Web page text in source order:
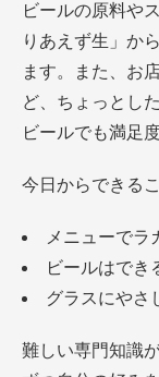
ビールの原料や
りあえず生」か
ます。また、お
ど、ちょっとし
ビールでも満足
今日からできる
メニューでラ
ビールはでき
グラスにやさ
難しい専門知識